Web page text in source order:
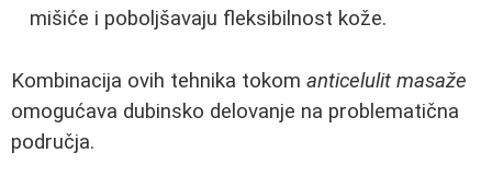
mišiće i poboljšavaju fleksibilnost kože.
Kombinacija ovih tehnika tokom anticelulit masaže
omogućava dubinsko delovanje na problematična
područja.